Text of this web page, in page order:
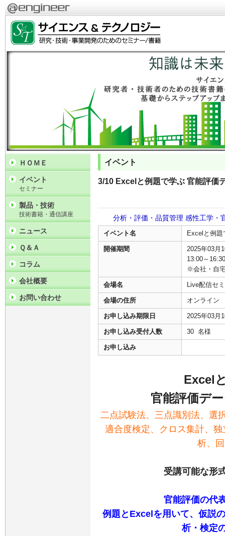
イベント
3/10 Excelと例題で学ぶ 官能評価
分析・評価・品質管理 感性工学・
イベント名
Excelと例
開催期間
2025年03月
13:00～16:30
※会社・自
会場名 Live配信セ
会場の住所 オンライン
お申し込み期限日 2025年03月
お申し込み受付人数 30 名様
お申し込み
Excel
官能評価デ
二点試験法、三点識別法、選
適合度検定、クロス集計、
析、
受講可能な形
官能評価の代
例題とExcelを用いて、仮説
析・検定
ＨＯＭＥ
イベント
セミナー
製品・技術
技術書籍・通信講座
ニュース
Ｑ＆Ａ
コラム
会社概要
お問い合わせ